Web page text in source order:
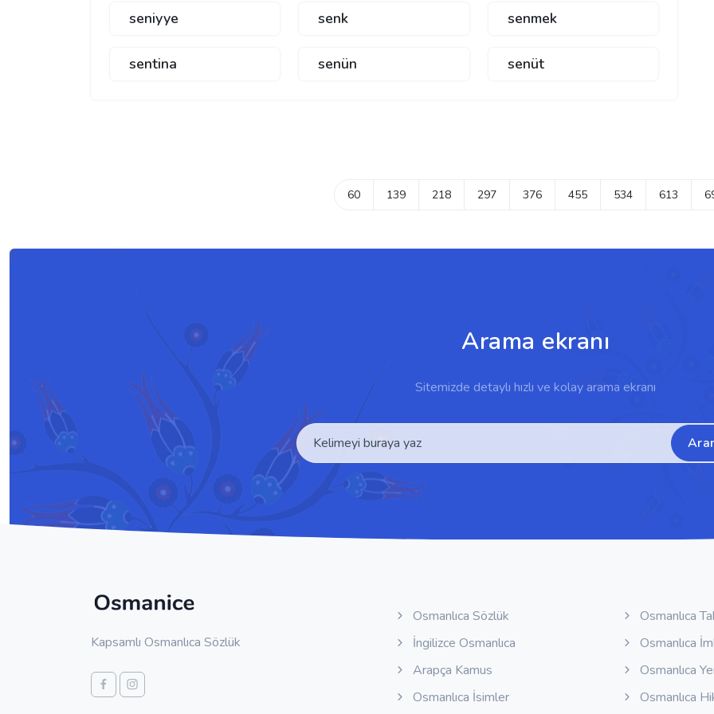
seniyye senk senmek
sentina senün senüt
60 139 218 297 376 455 534 613
Arama ekranı
Sitemizde detaylı hızlı ve kolay arama ekranı
Kapsamlı Osmanlıca Sözlük
Osmanlıca Sözlük
İngilizce Osmanlıca
Arapça Kamus
Osmanlıca İsimler
Osmanlıca
Osmanlıca
Osmanlıca
Osmanlıca